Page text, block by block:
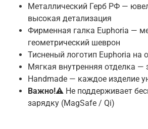
Металлический Герб РФ —
высокая детализация
Фирменная галка Euphoria —
геометрический шеврон
Тисненый логотип Euphoria на
Мягкая внутренняя отделка —
Handmade — каждое изделие
Важно!⚠️ Не поддерживает
зарядку (MagSafe / Qi)